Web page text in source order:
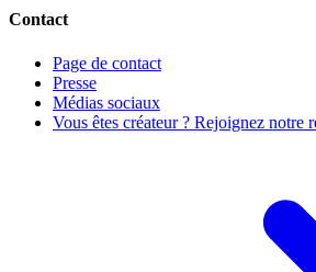
Contact
Page de contact
Presse
Médias sociaux
Vous êtes créateur ? Rejoignez notre